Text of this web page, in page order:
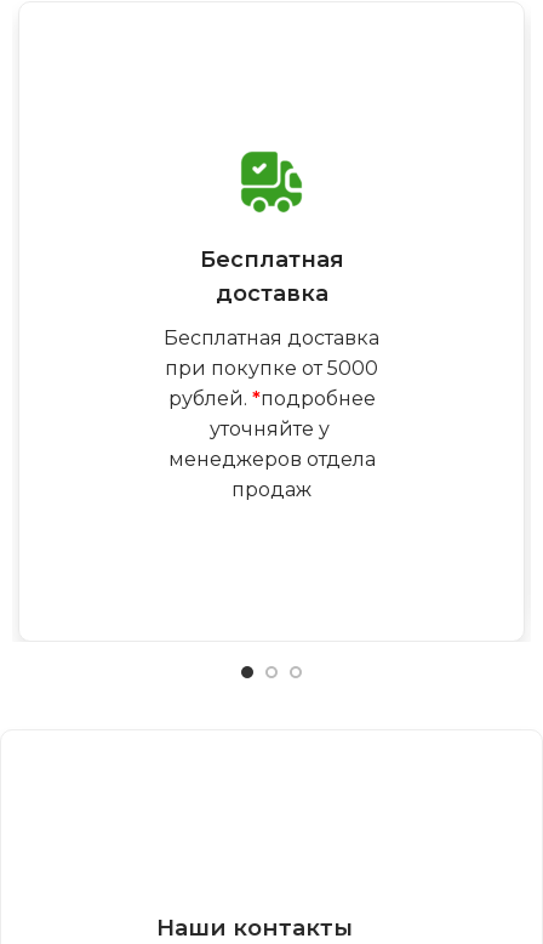
Бесплатная
доставка
Бесплатная доставка
при покупке от 5000
рублей. *подробнее
уточняйте у
менеджеров отдела
продаж
Наши контакты